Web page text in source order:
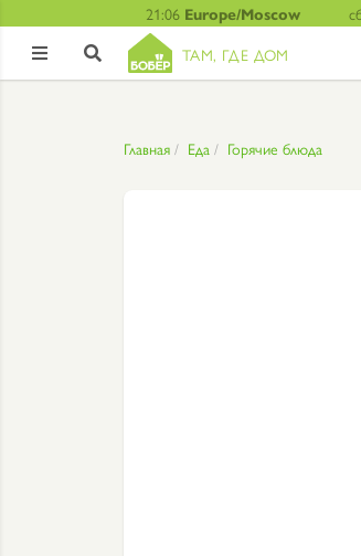
21:06 Europe/Moscow
  ТАМ, ГДЕ ДОМ
Главная Еда Горячие блюда